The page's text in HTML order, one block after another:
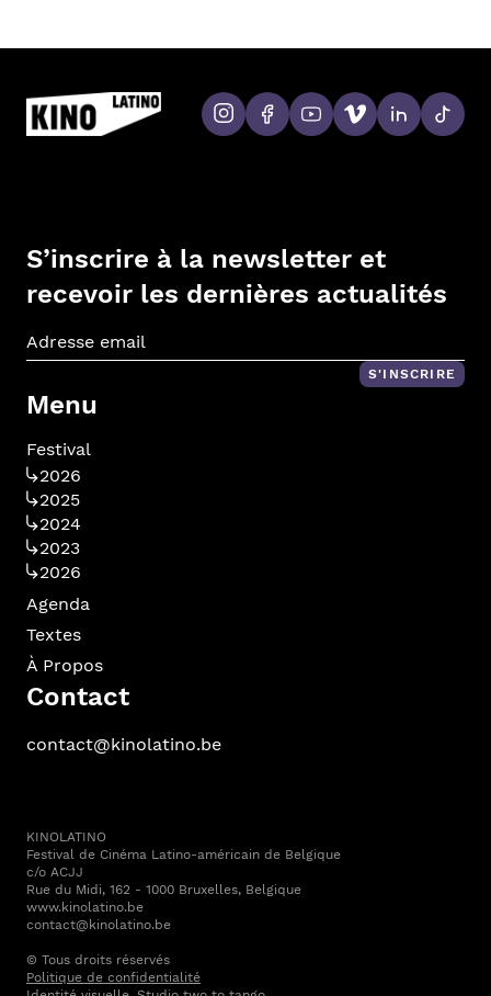
S’inscrire à la newsletter et
recevoir les dernières actualités
S'INSCRIRE
Menu
Festival
2026
2025
2024
2023
2026
Agenda
Textes
À Propos
Contact
contact@kinolatino.be
KINOLATINO
Festival de Cinéma Latino-américain de Belgique
c/o ACJJ
Rue du Midi, 162 - 1000 Bruxelles, Belgique
www.kinolatino.be
contact@kinolatino.be
© Tous droits réservés
Politique de confidentialité